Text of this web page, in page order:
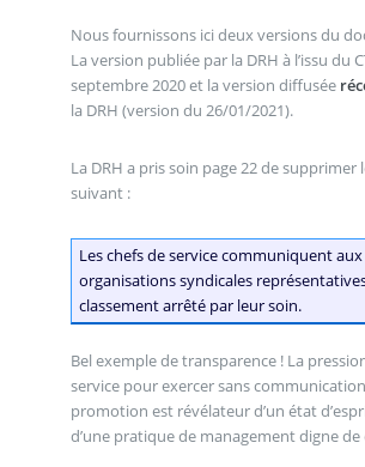
Nous fournissons ici deux versions du
La version publiée par la DRH à l’issu du
septembre 2020 et la version diffusée
la DRH (version du 26/01/2021).
La DRH a pris soin page 22 de supprimer
suivant :
Les chefs de service communiquent aux
organisations syndicales
classement arrêté par leur soin.
Bel exemple de transparence ! La
service pour exercer sans communication
promotion est révélateur d’un état
d’une pratique de management digne de